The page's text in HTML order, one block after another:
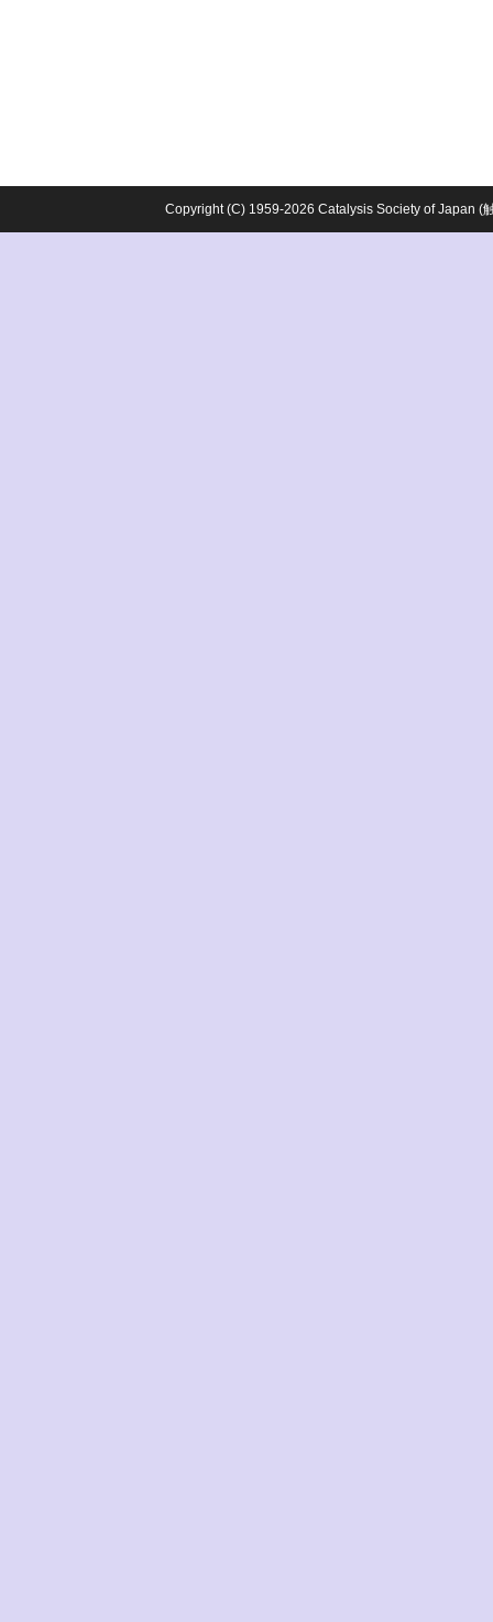
Copyright (C) 1959-2026 Catalysis Society of Japan (